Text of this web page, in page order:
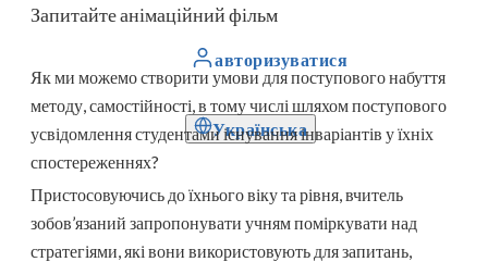
авторизуватися
Українська
Запитайте анімаційний фільм
Як ми можемо створити умови для поступового набуття
методу, самостійності, в тому числі шляхом поступового
усвідомлення студентами існування інваріантів у їхніх
спостереженнях?
Пристосовуючись до їхнього віку та рівня, вчитель
зобов’язаний запропонувати учням поміркувати над
стратегіями, які вони використовують для запитань,